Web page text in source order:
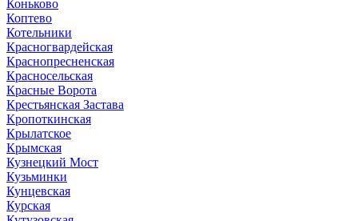
Коньково
Коптево
Котельники
Красногвардейская
Краснопресненская
Красносельская
Красные Ворота
Крестьянская Застава
Кропоткинская
Крылатское
Крымская
Кузнецкий Мост
Кузьминки
Кунцевская
Курская